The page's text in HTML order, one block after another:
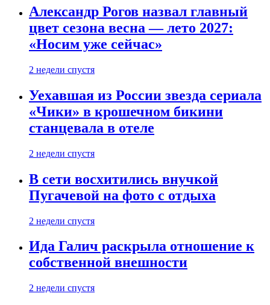
Александр Рогов назвал главный
цвет сезона весна — лето 2027:
«Носим уже сейчас»
2 недели спустя
Уехавшая из России звезда сериала
«Чики» в крошечном бикини
станцевала в отеле
2 недели спустя
В сети восхитились внучкой
Пугачевой на фото с отдыха
2 недели спустя
Ида Галич раскрыла отношение к
собственной внешности
2 недели спустя